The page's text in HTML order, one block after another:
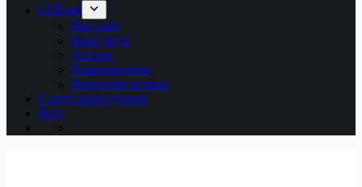
LTB.net
Про сайт
Наші друзі
Автори
Пожертвувати
Зворотній зв’язок
Статті користувачів
Вхід